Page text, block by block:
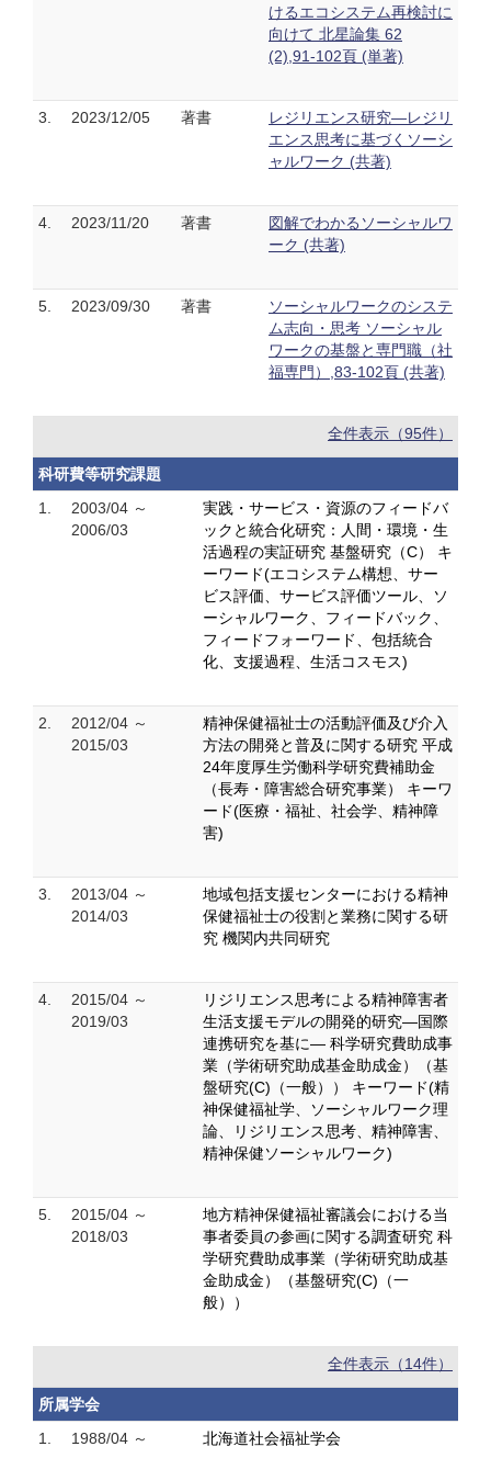
けるエコシステム再検討に
向けて 北星論集 62
(2),91-102頁 (単著)
3. 2023/12/05 著書
レジリエンス研究―レジリ
エンス思考に基づくソーシ
ャルワーク (共著)
4. 2023/11/20 著書
図解でわかるソーシャルワ
ーク (共著)
5. 2023/09/30 著書
ソーシャルワークのシステ
ム志向・思考 ソーシャル
ワークの基盤と専門職（社
福専門）,83-102頁 (共著)
全件表示（95件）
科研費等研究課題
1.
2003/04 ～
2006/03
実践・サービス・資源のフィードバ
ックと統合化研究：人間・環境・生
活過程の実証研究 基盤研究（C） キ
ーワード(エコシステム構想、サー
ビス評価、サービス評価ツール、ソ
ーシャルワーク、フィードバック、
フィードフォーワード、包括統合
化、支援過程、生活コスモス)
2.
2012/04 ～
2015/03
精神保健福祉士の活動評価及び介入
方法の開発と普及に関する研究 平成
24年度厚生労働科学研究費補助金
（長寿・障害総合研究事業） キーワ
ード(医療・福祉、社会学、精神障
害)
3.
2013/04 ～
2014/03
地域包括支援センターにおける精神
保健福祉士の役割と業務に関する研
究 機関内共同研究
4.
2015/04 ～
2019/03
リジリエンス思考による精神障害者
生活支援モデルの開発的研究―国際
連携研究を基に― 科学研究費助成事
業（学術研究助成基金助成金）（基
盤研究(C)（一般）） キーワード(精
神保健福祉学、ソーシャルワーク理
論、リジリエンス思考、精神障害、
精神保健ソーシャルワーク)
5.
2015/04 ～
2018/03
地方精神保健福祉審議会における当
事者委員の参画に関する調査研究 科
学研究費助成事業（学術研究助成基
金助成金）（基盤研究(C)（一
般））
全件表示（14件）
所属学会
1.
1988/04 ～ 北海道社会福祉学会